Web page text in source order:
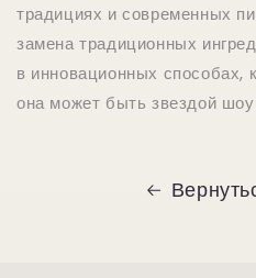
традициях и современных
замена традиционных
в инновационных способах,
она может быть звездой